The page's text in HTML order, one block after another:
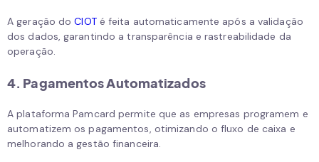
A geração doCIOTé feita automaticamente após a validação
dos dados, garantindo a transparência e rastreabilidade da
operação.
4. Pagamentos Automatizados
A plataforma Pamcard permite que as empresas programem e
automatizem os pagamentos, otimizando o fluxo de caixa e
melhorando a gestão financeira.